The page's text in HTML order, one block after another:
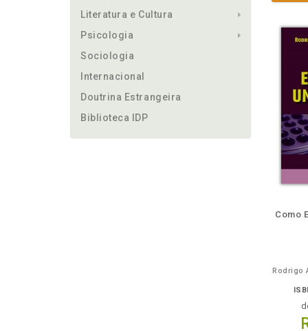
Literatura e Cultura
Psicologia
Sociologia
Internacional
Doutrina Estrangeira
Biblioteca IDP
Como
Rodrigo